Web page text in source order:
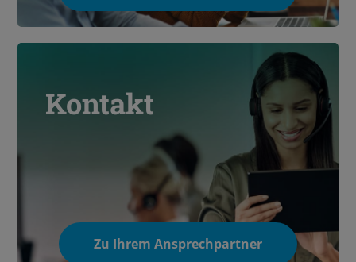
Kontakt
Zu Ihrem Ansprechpartner